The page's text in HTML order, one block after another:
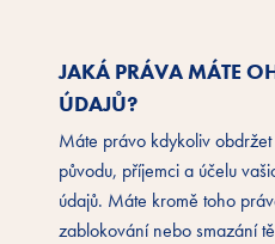
JAKÁ PRÁVA MÁTE
ÚDAJŮ?
Máte právo kdykoliv
původu, příjemci a účelu
údajů. Máte kromě toho
zablokování nebo smazání